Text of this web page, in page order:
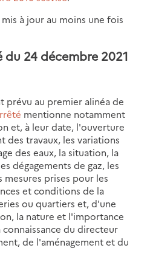
à jour au moins une fois
24 décembre 2021
prévu au premier alinéa de
mentionne notamment
et, à leur date, l'ouverture
des travaux, les variations
des eaux, la situation, la
dégagements de gaz, les
prises pour les
et conditions de la
ou quartiers et, d'une
la nature et l'importance
du directeur
de l'aménagement et du